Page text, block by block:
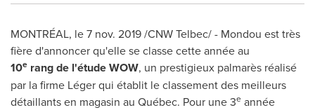
MONTRÉAL, le7 nov. 2019/CNW Telbec/ - Mondou est très
fière d'annoncer qu'elle se classe cette année au
10e rang de l'étude WOW, un prestigieux palmarès réalisé
par la firme Léger qui établit le classement des meilleurs
détaillants en magasin au Québec. Pour une 3e année